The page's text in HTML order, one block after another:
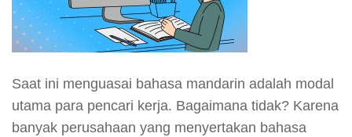
Saat ini menguasai bahasa mandarin adalah modal
utama para pencari kerja. Bagaimana tidak? Karena
banyak perusahaan yang menyertakan bahasa